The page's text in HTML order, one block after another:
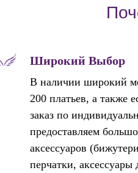
Широкий Выбор
В наличии широкий
200 платьев, а также
заказ по
предоставляем
аксессуаров
перчатки, аксессуары